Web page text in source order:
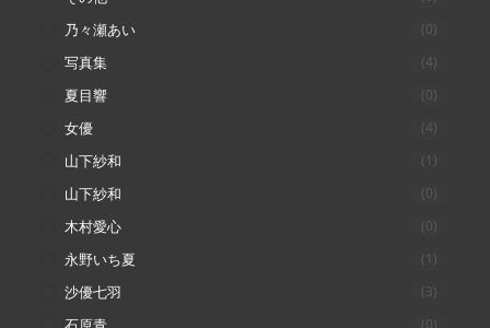
乃々瀬あい (0)
写真集 (4)
夏目響 (0)
女優 (4)
山下紗和 (1)
山下紗和 (0)
木村愛心 (0)
永野いち夏 (1)
沙優七羽 (3)
(0)